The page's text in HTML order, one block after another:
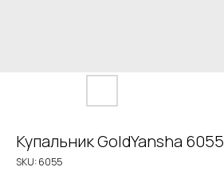
Купальник GoldYansha 6055
SKU:6055